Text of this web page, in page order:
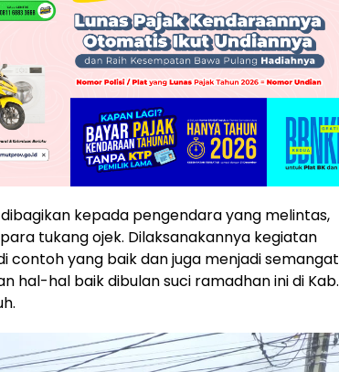
kepada pengendara yang melintas,
tukang ojek. Dilaksanakannya kegiatan
contoh yang baik dan juga menjadi semangat
hal-hal baik dibulan suci ramadhan ini di Kab.